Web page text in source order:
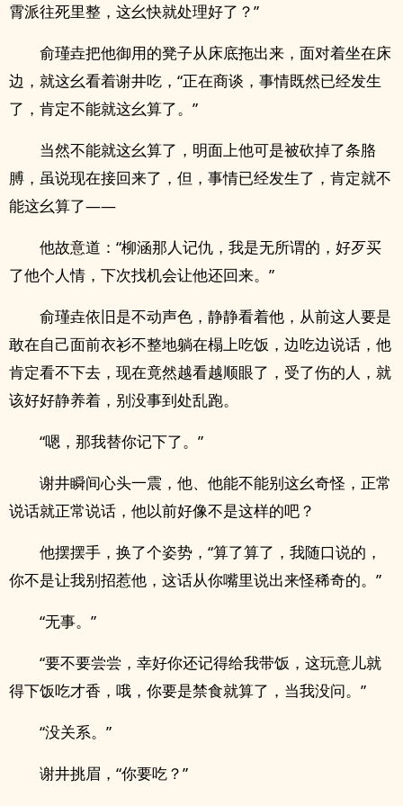
霄派往死里整，这幺快就处理好了？”
俞瑾垚把他御用的凳子从床底拖出来，面对着坐在床
边，就这幺看着谢井吃，“正在商谈，事情既然已经发生
了，肯定不能就这幺算了。”
当然不能就这幺算了，明面上他可是被砍掉了条胳
膊，虽说现在接回来了，但，事情已经发生了，肯定就不
能这幺算了——
他故意道：“柳涵那人记仇，我是无所谓的，好歹买
了他个人情，下次找机会让他还回来。”
俞瑾垚依旧是不动声色，静静看着他，从前这人要是
敢在自己面前衣衫不整地躺在榻上吃饭，边吃边说话，他
肯定看不下去，现在竟然越看越顺眼了，受了伤的人，就
该好好静养着，别没事到处乱跑。
“嗯，那我替你记下了。”
谢井瞬间心头一震，他、他能不能别这幺奇怪，正常
说话就正常说话，他以前好像不是这样的吧？
他摆摆手，换了个姿势，“算了算了，我随口说的，
你不是让我别招惹他，这话从你嘴里说出来怪稀奇的。”
“无事。”
“要不要尝尝，幸好你还记得给我带饭，这玩意儿就
得下饭吃才香，哦，你要是禁食就算了，当我没问。”
“没关系。”
谢井挑眉，“你要吃？”